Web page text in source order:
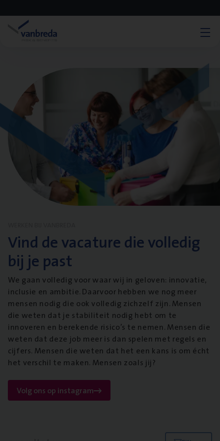
Vind de vacature die volledig
bij je past
We gaan volledig voor waar wij in geloven: innovatie,
inclusie en ambitie. Daarvoor hebben we nog meer
mensen nodig die ook volledig zichzelf zijn. Mensen
die weten dat je stabiliteit nodig hebt om te
innoveren en berekende risico’s te nemen. Mensen die
weten dat deze job meer is dan spelen met regels en
cijfers. Mensen die weten dat het een kans is om écht
het verschil te maken. Mensen zoals jij?
Volg ons op instagram